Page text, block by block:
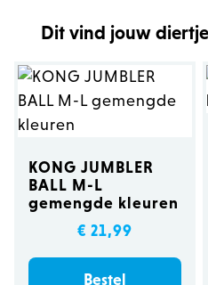
Dit vind jouw
KONG JUMBLER
BALL M-L
gemengde kleuren
€ 21,99
Bestel